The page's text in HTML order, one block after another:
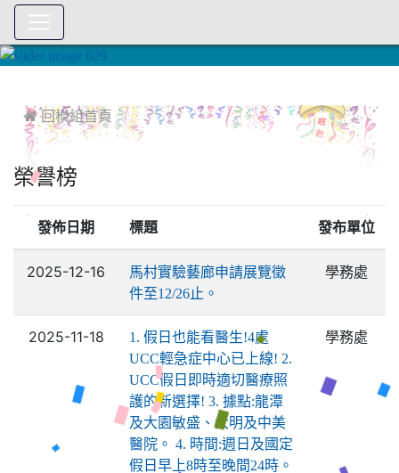
 回模組首頁
榮譽榜
發佈日期 標題 發布單位
2025-12-16
馬村實驗藝廊申請展覽徵
件至12/26止。
學務處
2025-11-18
1. 假日也能看醫生!4處
UCC輕急症中心已上線! 2.
UCC假日即時適切醫療照
護的新選擇! 3. 據點:龍潭
及大園敏盛、大明及中美
醫院。 4. 時間:週日及國定
假日早上8時至晚間24時。
學務處